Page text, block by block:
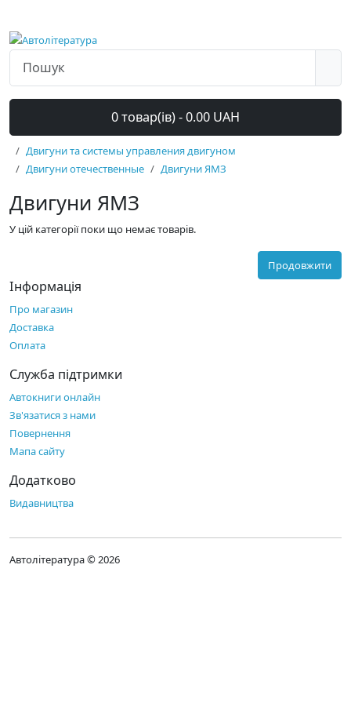
0 товар(ів) - 0.00 UAH
Двигуни та системы управления двигуном
Двигуни отечественные
Двигуни ЯМЗ
Двигуни ЯМЗ
У цій категорії поки що немає товарів.
Продовжити
Інформація
Про магазин
Доставка
Оплата
Служба підтримки
Автокниги онлайн
Зв'язатися з нами
Повернення
Мапа сайту
Додатково
Видавництва
Автолітература © 2026